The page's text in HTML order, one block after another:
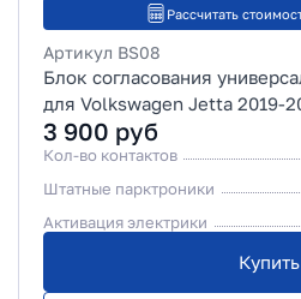
Рассчитать
Артикул BS08
Блок согласования
для Volkswagen Jetta 2019-
3 900 руб
Кол-во контактов
Штатные парктроники
Активация электрики
Купить